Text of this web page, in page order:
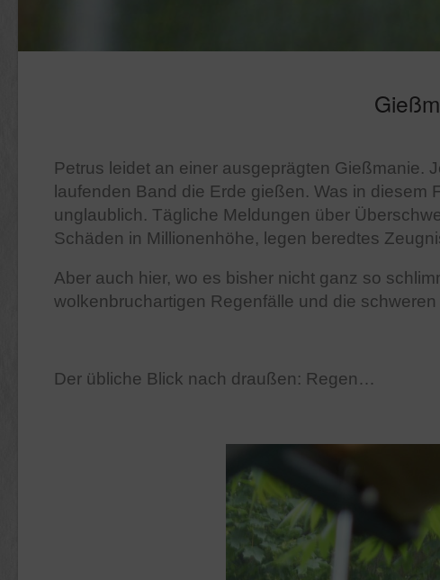
Petrus leidet an einer ausgeprägten Gießmanie.
laufenden Band die Erde gießen. Was in diesem
unglaublich. Tägliche Meldungen über
Schäden in Millionenhöhe, legen beredtes
Aber auch hier, wo es bisher nicht ganz so
wolkenbruchartigen Regenfälle und die
Der übliche Blick nach draußen: Regen…